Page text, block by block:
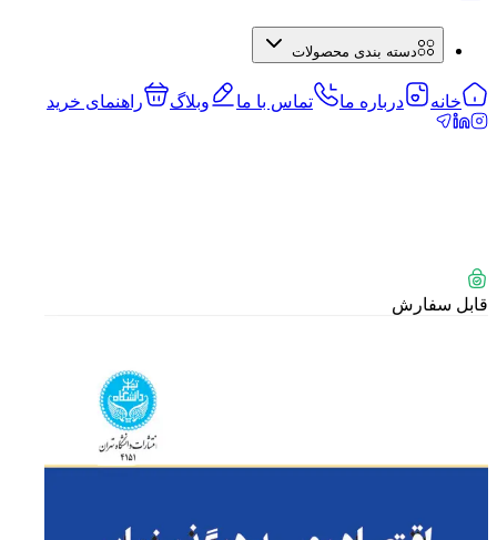
دسته بندی محصولات
خانه درباره ما تماس با ما وبلاگ راهنمای خرید
قابل سفارش